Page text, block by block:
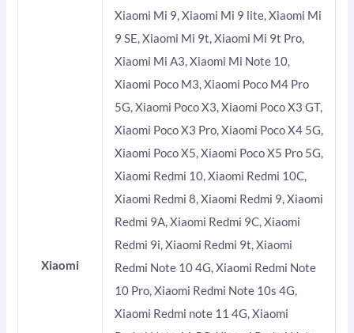
Xiaomi
Xiaomi Mi 9, Xiaomi Mi 9 lite, Xiaomi Mi
9 SE, Xiaomi Mi 9t, Xiaomi Mi 9t Pro,
Xiaomi Mi A3, Xiaomi Mi Note 10,
Xiaomi Poco M3, Xiaomi Poco M4 Pro
5G, Xiaomi Poco X3, Xiaomi Poco X3 GT,
Xiaomi Poco X3 Pro, Xiaomi Poco X4 5G,
Xiaomi Poco X5, Xiaomi Poco X5 Pro 5G,
Xiaomi Redmi 10, Xiaomi Redmi 10C,
Xiaomi Redmi 8, Xiaomi Redmi 9, Xiaomi
Redmi 9A, Xiaomi Redmi 9C, Xiaomi
Redmi 9i, Xiaomi Redmi 9t, Xiaomi
Redmi Note 10 4G, Xiaomi Redmi Note
10 Pro, Xiaomi Redmi Note 10s 4G,
Xiaomi Redmi note 11 4G, Xiaomi